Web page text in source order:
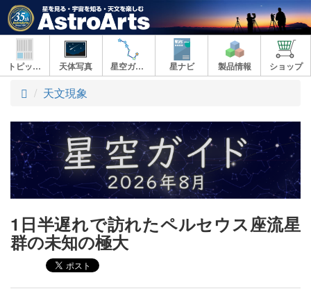
トピックス 天体写真 星空ガイド 星ナビ 製品情報 ショップ
ト
プ
天文現象
1日半遅れで訪れたペルセウス座流星
群の未知の極大